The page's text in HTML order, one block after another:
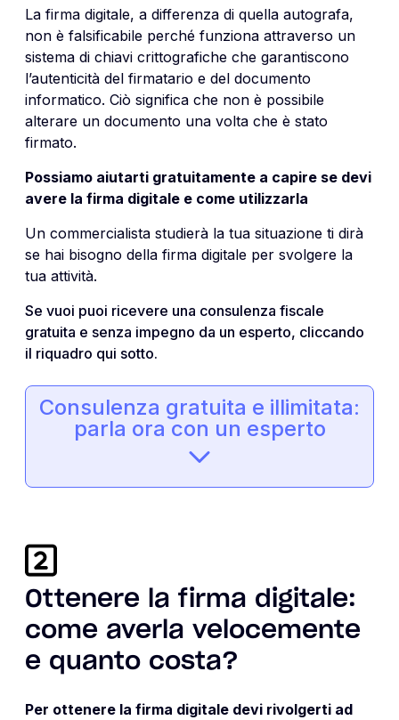
La firma digitale, a differenza di quella autografa,
non è falsificabile perché funziona attraverso un
sistema di chiavi crittografiche che garantiscono
l’autenticità del firmatario e del documento
informatico. Ciò significa che non è possibile
alterare un documento una volta che è stato
firmato.
Possiamo aiutarti gratuitamente a capire se devi
avere la firma digitale e come utilizzarla
Un commercialista studierà la tua situazione ti dirà
se hai bisogno della firma digitale per svolgere la
tua attività.
Se vuoi puoi ricevere una consulenza fiscale
gratuita e senza impegno da un esperto, cliccando
il riquadro qui sotto.
Consulenza gratuita e illimitata:
parla ora con un esperto
Ottenere la firma digitale:
come averla velocemente
e quanto costa?
Per ottenere la firma digitale devi rivolgerti ad